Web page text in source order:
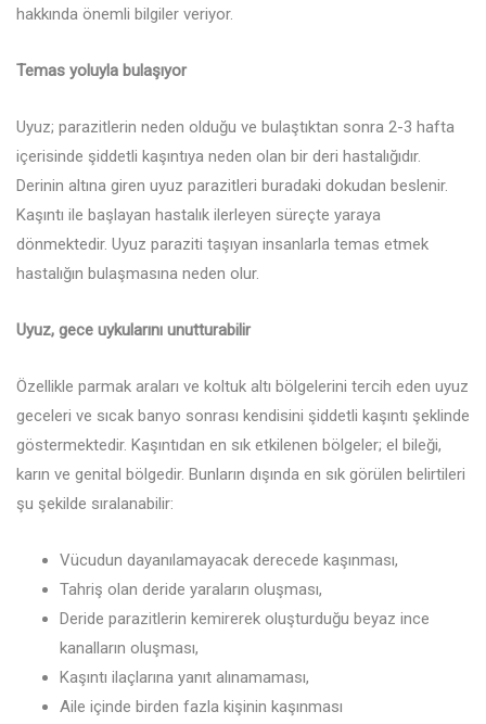
hakkında önemli bilgiler veriyor.
Temas yoluyla bulaşıyor
Uyuz; parazitlerin neden olduğu ve bulaştıktan sonra 2-3 hafta
içerisinde şiddetli kaşıntıya neden olan bir deri hastalığıdır.
Derinin altına giren uyuz parazitleri buradaki dokudan beslenir.
Kaşıntı ile başlayan hastalık ilerleyen süreçte yaraya
dönmektedir. Uyuz paraziti taşıyan insanlarla temas etmek
hastalığın bulaşmasına neden olur.
Uyuz, gece uykularını unutturabilir
Özellikle parmak araları ve koltuk altı bölgelerini tercih eden uyuz
geceleri ve sıcak banyo sonrası kendisini şiddetli kaşıntı şeklinde
göstermektedir. Kaşıntıdan en sık etkilenen bölgeler; el bileği,
karın ve genital bölgedir. Bunların dışında en sık görülen belirtileri
şu şekilde sıralanabilir:
Vücudun dayanılamayacak derecede kaşınması,
Tahriş olan deride yaraların oluşması,
Deride parazitlerin kemirerek oluşturduğu beyaz ince
kanalların oluşması,
Kaşıntı ilaçlarına yanıt alınamaması,
Aile içinde birden fazla kişinin kaşınması